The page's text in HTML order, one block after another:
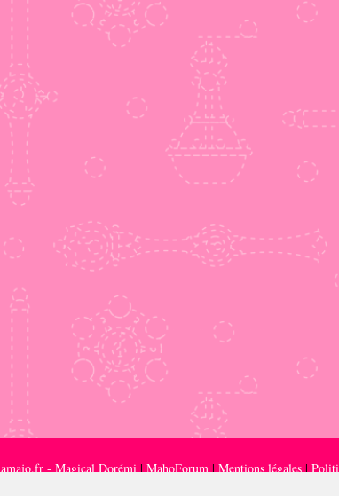
- Magical Dorémi|MahoForum|Mentions légales|